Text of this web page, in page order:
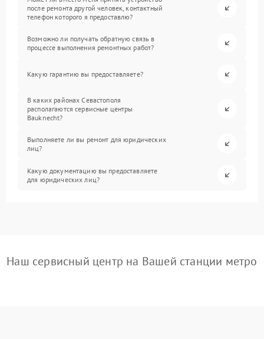
после ремонта другой человек, контактный
телефон которого я предоставлю?
Возможно ли получать обратную связь в
процессе выполнения ремонтных работ?
Какую гарантию вы предоставляете?
В каких районах Севастополя
располагаются сервисные центры
Bauknecht?
Выполняете ли вы ремонт для юридических
лиц?
Какую документацию вы предоставляете
для юридических лиц?
Наш сервисный центр на Вашей станции метро